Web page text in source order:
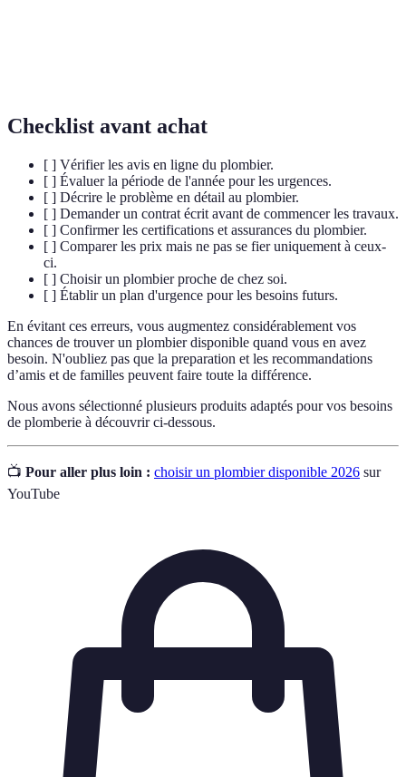
Checklist avant achat
[ ] Vérifier les avis en ligne du plombier.
[ ] Évaluer la période de l'année pour les urgences.
[ ] Décrire le problème en détail au plombier.
[ ] Demander un contrat écrit avant de commencer les travaux.
[ ] Confirmer les certifications et assurances du plombier.
[ ] Comparer les prix mais ne pas se fier uniquement à ceux-
ci.
[ ] Choisir un plombier proche de chez soi.
[ ] Établir un plan d'urgence pour les besoins futurs.
En évitant ces erreurs, vous augmentez considérablement vos
chances de trouver un plombier disponible quand vous en avez
besoin. N'oubliez pas que la preparation et les recommandations
d’amis et de familles peuvent faire toute la différence.
Nous avons sélectionné plusieurs produits adaptés pour vos besoins
de plomberie à découvrir ci-dessous.
📺 Pour aller plus loin : choisir un plombier disponible 2026 sur
YouTube